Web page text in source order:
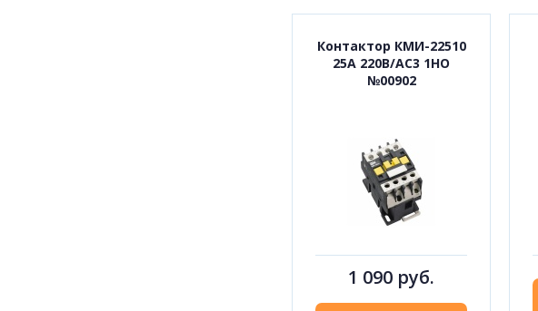
Контактор КМИ-22510
25А 220В/АС3 1НО
№00902
1 090 руб.